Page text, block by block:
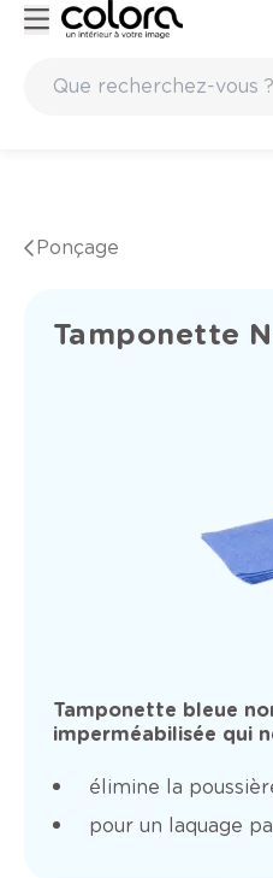
Ponçage
Tamponette
Tamponette bleue
imperméabilisée qui
élimine la
pour un laquage